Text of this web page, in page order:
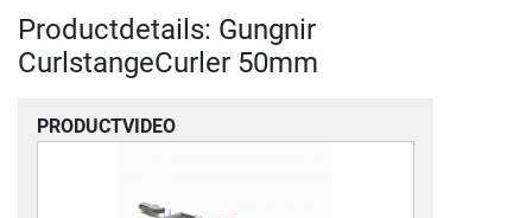
Productdetails: Gungnir
CurlstangeCurler 50mm
PRODUCTVIDEO